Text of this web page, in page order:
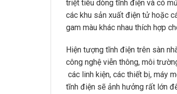
triệt tiêu dòng tĩnh điện và có
các khu sản xuất điện tử hoặc
gam màu khác nhau thích hợp
Hiện tượng tĩnh điện trên sàn
công nghệ viễn thông, môi
các linh kiện, các thiết bị, máy
tĩnh điện sẽ ảnh hưởng rất lớn